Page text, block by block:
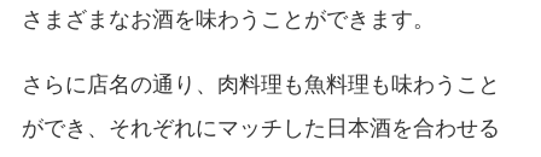
さまざまなお酒を味わうことができます。
さらに店名の通り、肉料理も魚料理も味わうこと
ができ、それぞれにマッチした日本酒を合わせる